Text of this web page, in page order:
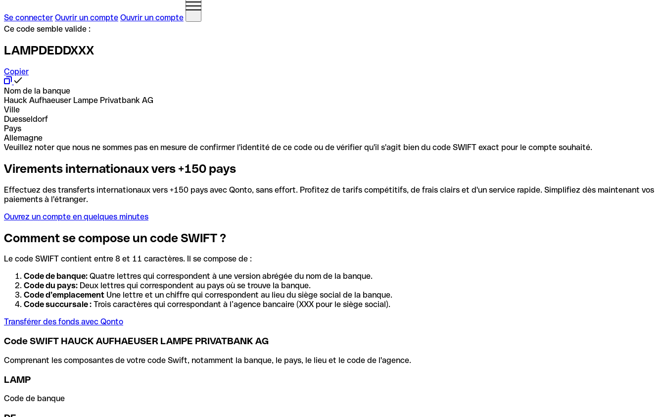
Se connecter Ouvrir un compte Ouvrir un compte
Ce code semble valide :
LAMPDEDDXXX
Copier
Nom de la banque
Hauck Aufhaeuser Lampe Privatbank AG
Ville
Duesseldorf
Pays
Allemagne
Veuillez noter que nous ne sommes pas en mesure de confirmer l'identité de ce code ou de vérifier qu'il s'agit bien du code SWIFT exact pour le compte souhaité.
Virements internationaux vers +150 pays
Effectuez des transferts internationaux vers +150 pays avec Qonto, sans effort. Profitez de tarifs compétitifs, de frais clairs et d'un service rapide. Simplifiez dès maintenant vos
paiements à l'étranger.
Ouvrez un compte en quelques minutes
Comment se compose un code SWIFT ?
Le code SWIFT contient entre 8 et 11 caractères. Il se compose de :
Code de banque: Quatre lettres qui correspondent à une version abrégée du nom de la banque.
Code du pays: Deux lettres qui correspondent au pays où se trouve la banque.
Code d’emplacement Une lettre et un chiffre qui correspondent au lieu du siège social de la banque.
Code succursale : Trois caractères qui correspondant à l’agence bancaire (XXX pour le siège social).
Transférer des fonds avec Qonto
Code SWIFT HAUCK AUFHAEUSER LAMPE PRIVATBANK AG
Comprenant les composantes de votre code Swift, notamment la banque, le pays, le lieu et le code de l'agence.
LAMP
Code de banque